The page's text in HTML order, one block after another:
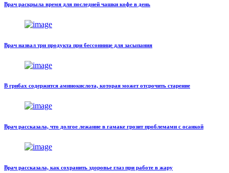
Врач раскрыла время для последней чашки кофе в день
Врач назвал три продукта при бессоннице для засыпания
В грибах содержится аминокислота, которая может отсрочить старение
Врач рассказала, что долгое лежание в гамаке грозит проблемами с осанкой
Врач рассказала, как сохранить здоровье глаз при работе в жару